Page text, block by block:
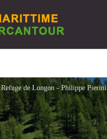
Refuge de Longon - Philippe Pierini